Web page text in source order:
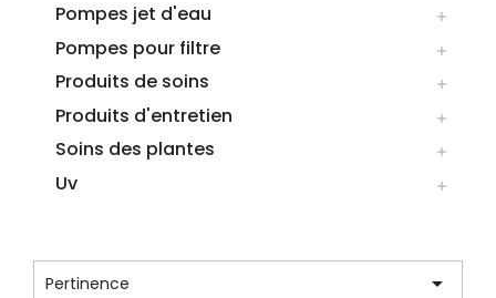
Pompes jet d'eau 
Pompes pour filtre 
Produits de soins 
Produits d'entretien 
Soins des plantes 
Uv 
Pertinence 